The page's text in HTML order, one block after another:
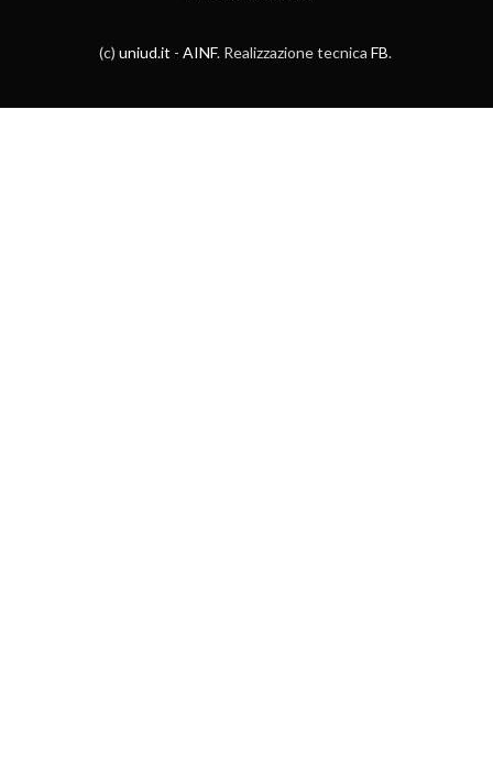
(c) uniud.it - AINF. Realizzazione tecnica FB.